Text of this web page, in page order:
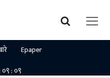
Epaper